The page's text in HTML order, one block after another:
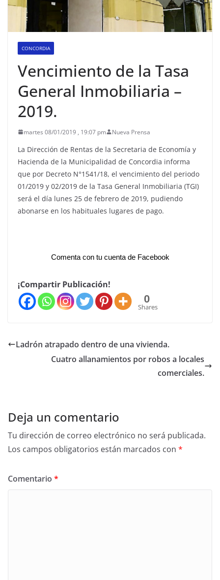
CONCORDIA
Vencimiento de la Tasa
General Inmobiliaria –
2019.
martes 08/01/2019 , 19:07 pm Nueva Prensa
La Dirección de Rentas de la Secretaria de Economía y
Hacienda de la Municipalidad de Concordia informa
que por Decreto N°1541/18, el vencimiento del periodo
01/2019 y 02/2019 de la Tasa General Inmobiliaria (TGI)
será el día lunes 25 de febrero de 2019, pudiendo
abonarse en los habituales lugares de pago.
Comenta con tu cuenta de Facebook
¡Compartir Publicación!
0
Shares
Ladrón atrapado dentro de una vivienda.
Cuatro allanamientos por robos a locales
comerciales.
Deja un comentario
Tu dirección de correo electrónico no será publicada.
Los campos obligatorios están marcados con *
Comentario *